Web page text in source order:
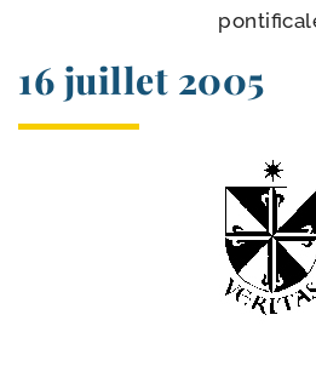
16 juillet 2005